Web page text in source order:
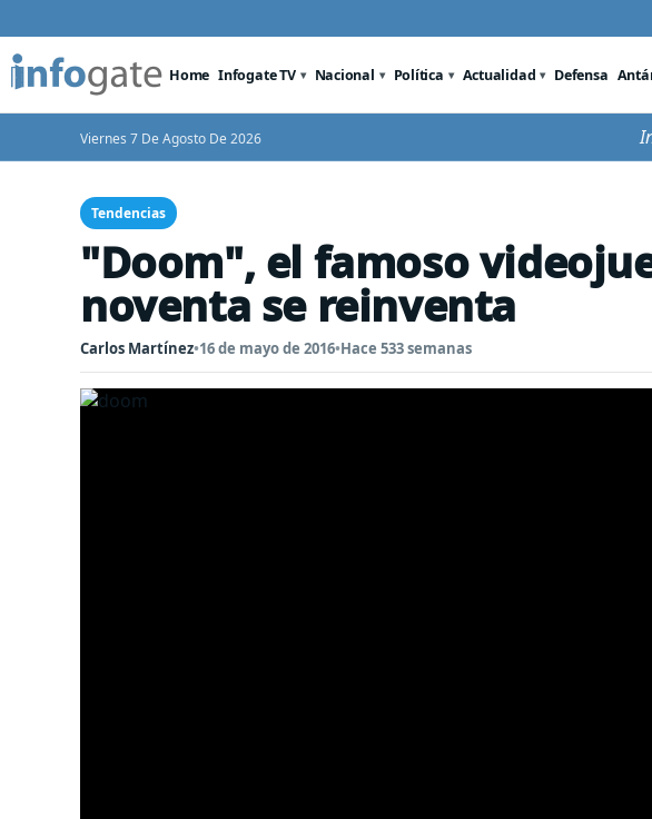
Home Infogate TV Nacional Política Actualidad Defensa
Viernes 7 De Agosto De 2026
Tendencias
"Doom", el famoso
noventa se reinventa
Carlos Martínez•16 de mayo de 2016•Hace 533 semanas